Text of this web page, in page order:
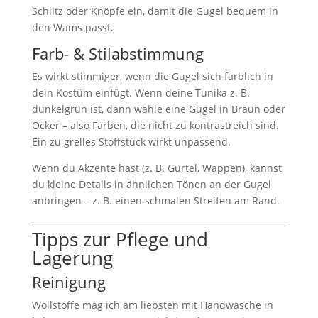
Schlitz oder Knöpfe ein, damit die Gugel bequem in
den Wams passt.
Farb- & Stilabstimmung
Es wirkt stimmiger, wenn die Gugel sich farblich in
dein Kostüm einfügt. Wenn deine Tunika z. B.
dunkelgrün ist, dann wähle eine Gugel in Braun oder
Ocker – also Farben, die nicht zu kontrastreich sind.
Ein zu grelles Stoffstück wirkt unpassend.
Wenn du Akzente hast (z. B. Gürtel, Wappen), kannst
du kleine Details in ähnlichen Tönen an der Gugel
anbringen – z. B. einen schmalen Streifen am Rand.
Tipps zur Pflege und
Lagerung
Reinigung
Wollstoffe mag ich am liebsten mit Handwäsche in